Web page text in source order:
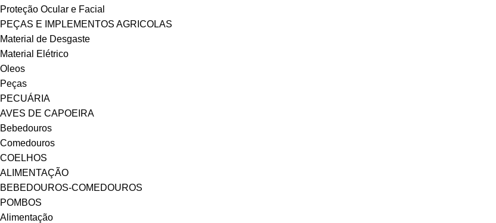
Proteção Ocular e Facial
PEÇAS E IMPLEMENTOS AGRICOLAS
Material de Desgaste
Material Elétrico
Oleos
Peças
PECUÁRIA
AVES DE CAPOEIRA
Bebedouros
Comedouros
COELHOS
ALIMENTAÇÃO
BEBEDOUROS-COMEDOUROS
POMBOS
Alimentação